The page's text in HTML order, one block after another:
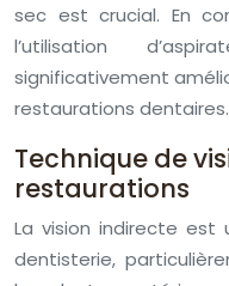
sec est crucial. En
l’utilisation
significativement
restaurations dentaires.
Technique de
restaurations
La vision indirecte est
dentisterie,